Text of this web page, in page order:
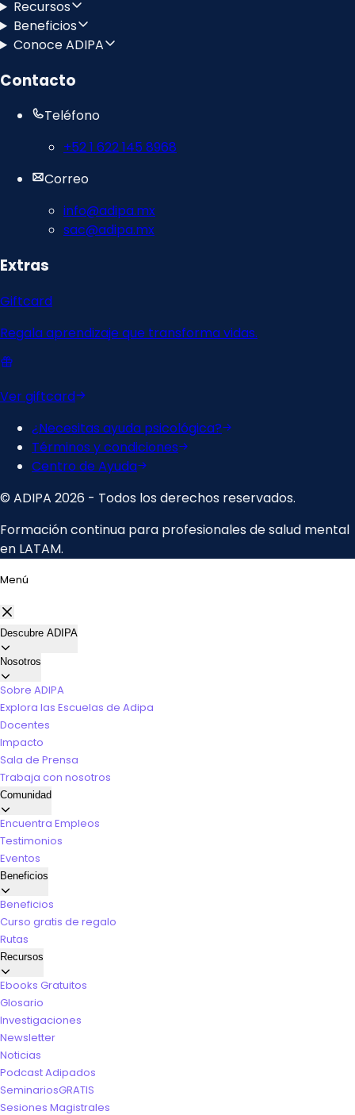
Menú
Descubre ADIPA
Nosotros
Sobre ADIPA
Explora las Escuelas de Adipa
Docentes
Impacto
Sala de Prensa
Trabaja con nosotros
Comunidad
Encuentra Empleos
Testimonios
Eventos
Beneficios
Beneficios
Curso gratis de regalo
Rutas
Recursos
Ebooks Gratuitos
Glosario
Investigaciones
Newsletter
Noticias
Podcast Adipados
SeminariosGRATIS
Sesiones Magistrales